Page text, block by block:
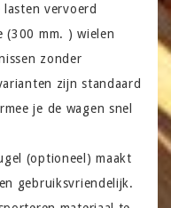
vervoerd
(300 mm. ) wielen
zonder
zijn standaard
je de wagen snel
(optioneel) maakt
gebruiksvriendelijk.